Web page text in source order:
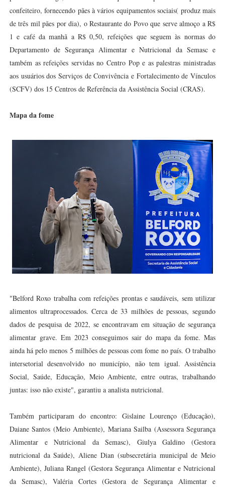
confeiteiro, fornecendo pães à vários equipamentos sociais( produz mais
de três mil pães por dia), o Restaurante do Povo que serve almoço a R$
1 e café da manhã a R$ 0,50, refeições que seguem às normas do
Departamento de Segurança Alimentar e Nutricional da Semasc e
também as refeições servidas no Centro Pop e as palestras ministradas
aos usuários dos Serviços de Convivência e Fortalecimento de Vínculos
(SCFV) dos 15 Centros de Referência da Assistência Social (CRAS).
Mapa da fome
"Belford Roxo trabalha com refeições prontas e saudáveis, sem utilizar
alimentos ultraprocessados. Cerca de 33 milhões de pessoas, segundo
dados de pesquisa de 2022, se encontravam em situação de segurança
alimentar grave. Em 2023 conseguimos sair do mapa da fome. Mas
ainda há pelo menos 5 milhões de pessoas com fome no país. O trabalho
intersetorial desenvolvido no município, não tem igual. Assistência
Social, Saúde, Educação, Meio Ambiente, entre outras, trabalhando
juntas: isso não existe", garantiu a analista nutricional.
Também participaram do encontro: Gislaine Lourenço (Educação),
Daiane Santos (Meio Ambiente), Mariana Sailba (Assessora Segurança
Alimentar e Nutricional da Semasc), Giulya Galdino (Gestora
nutricional da Saúde), Aliene Dian (subsecretária municipal de Meio
Ambiente), Juliana Rangel (Gestora Segurança Alimentar e Nutricional
da Semasc), Valéria Cortes (Gestora de Segurança Alimentar e